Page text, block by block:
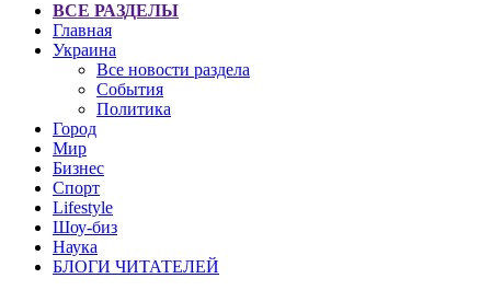
ВСЕ РАЗДЕЛЫ
Главная
Украина
Все новости раздела
События
Политика
Город
Мир
Бизнес
Спорт
Lifestyle
Шоу-биз
Наука
БЛОГИ ЧИТАТЕЛЕЙ